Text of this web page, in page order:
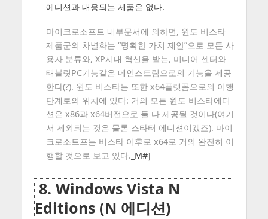
에디션과 대응되는 제품은 없다.
마이크로소프트 내부문서에 의하면, 윈도 비스타
제품군의 차별화는 “명확한 가치 제안”으로 모든 사
용자 분류와, XP시대 혁신을 받는, 미디어 센터와
태블릿PC기능같은 메인스트림으로의 기능을 제공
한다(?). 윈도 비스타는 또한 x64플랫폼으로의 이행
단계로의 위치에 있다: 거의 모든 윈도 비스타에디
션은 x86과 x64버전으로 둘 다 제공될 것이다(여기
서 제외되는 것은 물론 스타터 에디션이겠죠). 마이
크로소트프는 비스타 이후로 x64로 거의 완전히 이
행할 것으로 보고 있다. _M#]
8. Windows Vista N
Editions (N 에디션)